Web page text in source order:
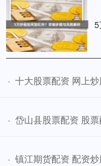
5
· 十大股票配资 网上
· 岱山县股票配资 股
· 镇江期货配资 配资